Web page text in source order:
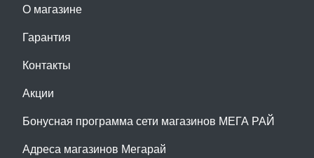
О магазине
Гарантия
Контакты
Акции
Бонусная программа сети магазинов МЕГА РАЙ
Адреса магазинов Мегарай